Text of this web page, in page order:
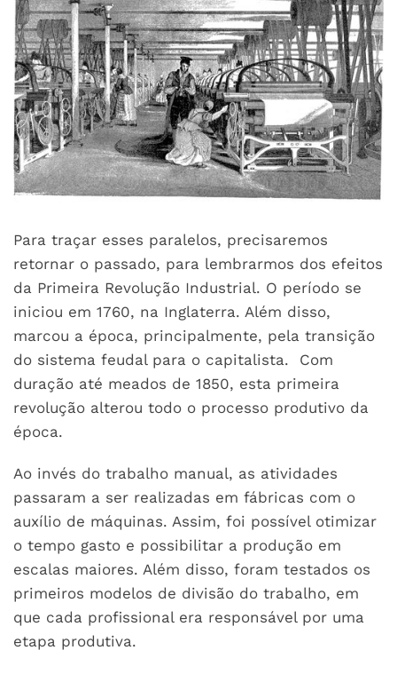
Para traçar esses paralelos, precisaremos
retornar o passado, para lembrarmos dos efeitos
da Primeira Revolução Industrial. O período se
iniciou em 1760, na Inglaterra. Além disso,
marcou a época, principalmente, pela transição
do sistema feudal para o capitalista. Com
duração até meados de 1850, esta primeira
revolução alterou todo o processo produtivo da
época.
Ao invés do trabalho manual, as atividades
passaram a ser realizadas em fábricas com o
auxílio de máquinas. Assim, foi possível otimizar
o tempo gasto e possibilitar a produção em
escalas maiores. Além disso, foram testados os
primeiros modelos de divisão do trabalho, em
que cada profissional era responsável por uma
etapa produtiva.